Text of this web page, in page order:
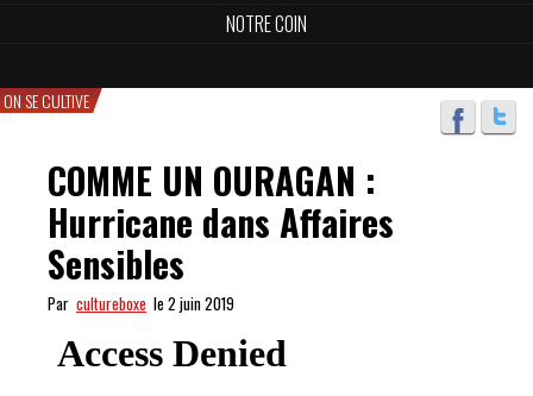
NOTRE COIN
ON SE CULTIVE
COMME UN OURAGAN :
Hurricane dans Affaires
Sensibles
Par cultureboxe le 2 juin 2019